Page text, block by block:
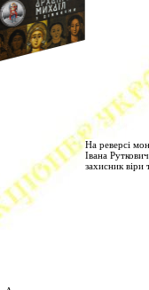
На реверсі
Івана
захисник віри